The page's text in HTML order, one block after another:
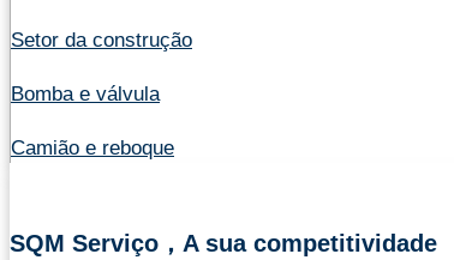
Setor da construção
Bomba e válvula
Camião e reboque
SQM Serviço，A sua competitividade